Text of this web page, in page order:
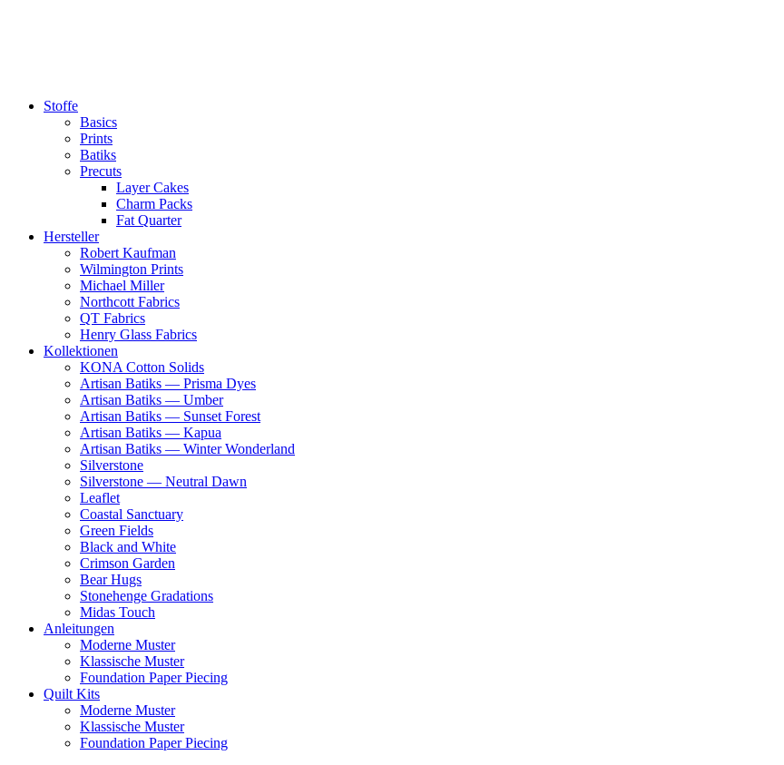
Stoffe
Basics
Prints
Batiks
Precuts
Layer Cakes
Charm Packs
Fat Quarter
Hersteller
Robert Kaufman
Wilmington Prints
Michael Miller
Northcott Fabrics
QT Fabrics
Henry Glass Fabrics
Kollektionen
KONA Cotton Solids
Artisan Batiks — Prisma Dyes
Artisan Batiks — Umber
Artisan Batiks — Sunset Forest
Artisan Batiks — Kapua
Artisan Batiks — Winter Wonderland
Silverstone
Silverstone — Neutral Dawn
Leaflet
Coastal Sanctuary
Green Fields
Black and White
Crimson Garden
Bear Hugs
Stonehenge Gradations
Midas Touch
Anleitungen
Moderne Muster
Klassische Muster
Foundation Paper Piecing
Quilt Kits
Moderne Muster
Klassische Muster
Foundation Paper Piecing